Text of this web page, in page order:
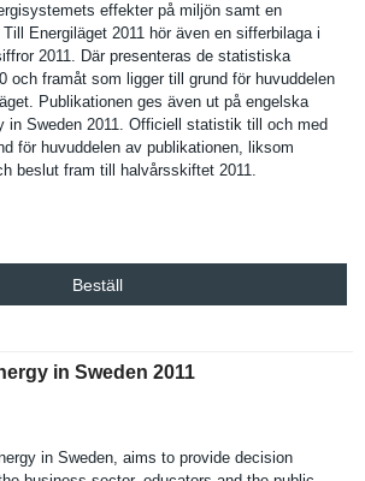
effekter på miljön samt en
Energiläge­t 2011 hör även en sifferbila­ga i
2011. Där presentera­s de statistisk­a
och framåt som ligger till grund för huvuddelen
Publikatio­nen ges även ut på engelska
in Sweden 2011. Officiell statistik till och med
för huvuddelen av publikatio­nen, liksom
beslut fram till halvårsski­ftet 2011.
Beställ
in Sweden 2011
in Sweden, aims to provide decision